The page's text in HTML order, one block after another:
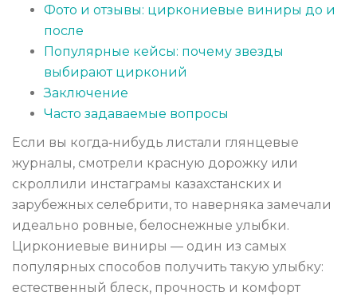
Фото и отзывы: циркониевые виниры до и
после
Популярные кейсы: почему звезды
выбирают цирконий
Заключение
Часто задаваемые вопросы
Если вы когда‑нибудь листали глянцевые
журналы, смотрели красную дорожку или
скроллили инстаграмы казахстанских и
зарубежных селебрити, то наверняка замечали
идеально ровные, белоснежные улыбки.
Циркониевые виниры — один из самых
популярных способов получить такую улыбку:
естественный блеск, прочность и комфорт